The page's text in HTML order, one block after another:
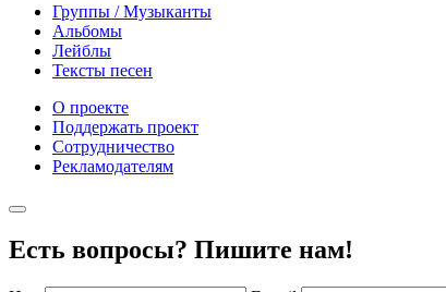
Группы / Музыканты
Альбомы
Лейблы
Тексты песен
О проекте
Поддержать проект
Сотрудничество
Рекламодателям
Есть вопросы? Пишите нам!